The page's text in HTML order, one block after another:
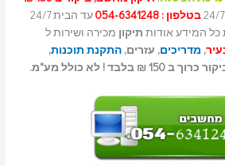
בטלפון : 054-6341248
עד הבית 24/7
המידע אודות תיקון מכירה ושירות ל
, מדריכים, עזרים,התקנת תוכנות,
! לא כולל מע"מ.